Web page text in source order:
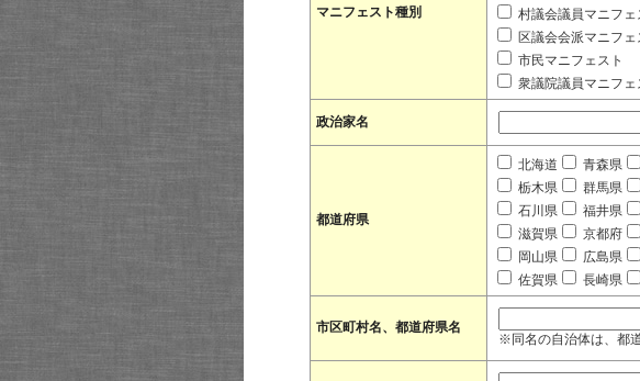
マニフェスト種別
村議会議員マニフェ
区議会会派マニフェ
市民マニフェスト
衆議院議員マニフェ
政治家名
都道府県
北海道 青森県
栃木県
群馬県
石川県
福井県
滋賀県
京都府
岡山県
広島県
佐賀県
長崎県
市区町村名、都道府県名
※同名の自治体は、都